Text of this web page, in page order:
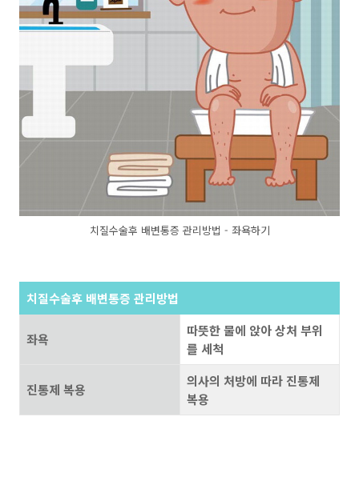
치질수술후 배변통증 관리방법 - 좌욕하기
치질수술후 배변통증 관리방법
좌욕
따뜻한 물에 앉아 상처 부위
를 세척
진통제 복용
의사의 처방에 따라 진통제
복용